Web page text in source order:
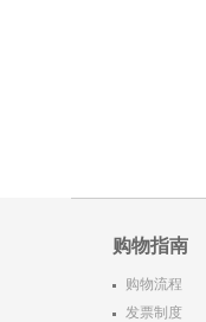
购物指南
购物流程
发票制度